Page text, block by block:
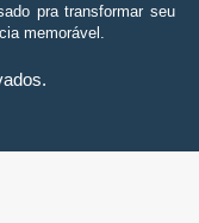
pra transformar seu
memorável.